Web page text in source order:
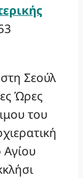
3
Σεούλ
Ώρες
του
Αγίου